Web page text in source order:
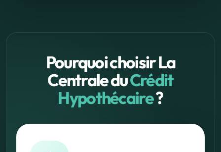
Pourquoi choisir La
Centrale duCrédit
Hypothécaire?